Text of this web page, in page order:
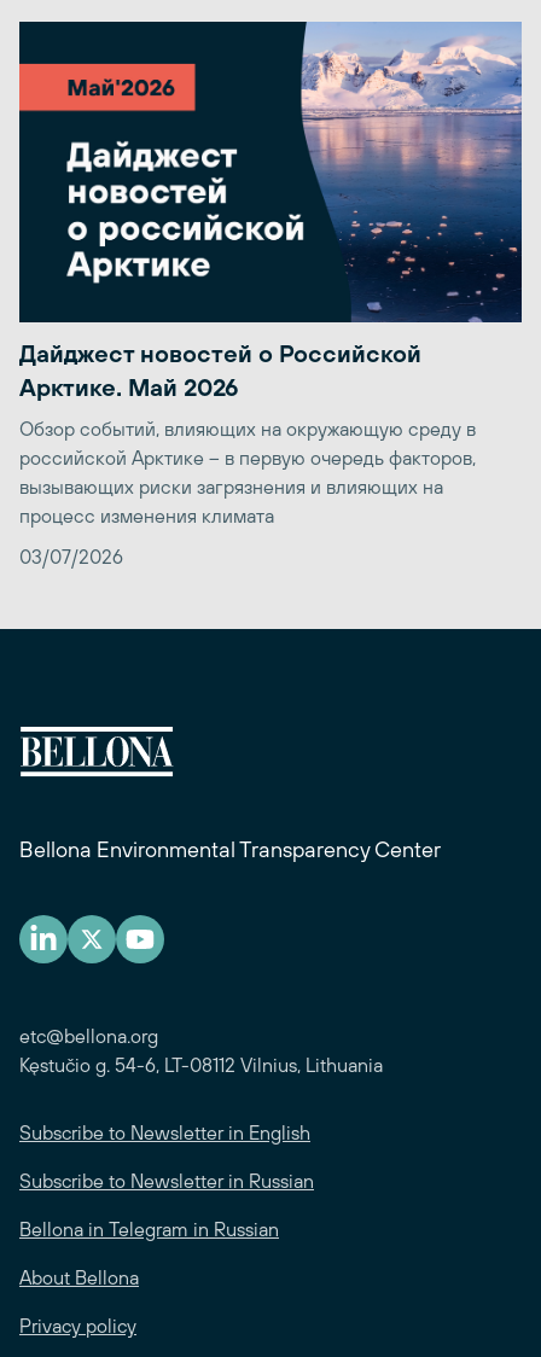
Дайджест новостей о Российской
Арктике. Май 2026
Обзор событий, влияющих на окружающую среду в
российской Арктике – в первую очередь факторов,
вызывающих риски загрязнения и влияющих на
процесс изменения климата
03/07/2026
Bellona Environmental Transparency Center
etc@bellona.org
Kęstučio g. 54-6, LT-08112 Vilnius, Lithuania
Subscribe to Newsletter in English
Subscribe to Newsletter in Russian
Bellona in Telegram in Russian
About Bellona
Privacy policy